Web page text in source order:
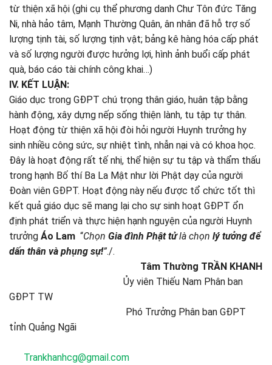
từ thiện xã hội (ghi cụ thể phương danh Chư Tôn đức Tăng
Ni, nhà hảo tâm, Mạnh Thường Quân, ân nhân đã hỗ trợ số
lượng tịnh tài, số lượng tịnh vật; bảng kê hàng hóa cấp phát
và số lượng người được hưởng lợi, hình ảnh buổi cấp phát
quà, báo cáo tài chính công khai…)
IV. KẾT LUẬN:
Giáo dục trong GĐPT chú trọng thân giáo, huân tập bằng
hành động, xây dựng nếp sống thiện lành, tu tập tự thân.
Hoạt động từ thiện xã hội đòi hỏi người Huynh trưởng hy
sinh nhiều công sức, sự nhiệt tình, nhẫn nại và có khoa học.
Đây là hoạt động rất tế nhị, thể hiện sự tu tập và thẩm thấu
trong hạnh Bố thí Ba La Mật như lời Phật dạy của người
Đoàn viên GĐPT. Hoạt động này nếu được tổ chức tốt thì
kết quả giáo dục sẽ mang lại cho sự sinh hoạt GĐPT ổn
định phát triển và thực hiện hạnh nguyện của người Huynh
trưởng Áo Lam “Chọn Gia đình Phật tửlà chọn lý tưởng để
dấn thân và phụng sự!”./.
Tâm Thường TRẦN KHANH
Ủy viên Thiếu Nam Phân ban
GĐPT TW
Phó Trưởng Phân ban GĐPT
tỉnh Quảng Ngãi
Trankhanhcg@gmail.com